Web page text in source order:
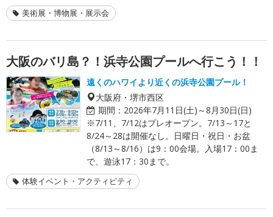
美術展・博物展・展示会
大阪のバリ島？！浜寺公園プールへ行こう！！
遠くのハワイより近くの浜寺公園プール！
大阪府・堺市西区
期間： 2026年7月11日(土)～8月30日(日)
※7/11、7/12はプレオープン。7/13～17と
8/24～28は開催なし。日曜日・祝日・お盆
（8/13～8/16）は9：00会場。入場17：00ま
で、遊泳17：30まで。
体験イベント・アクティビティ